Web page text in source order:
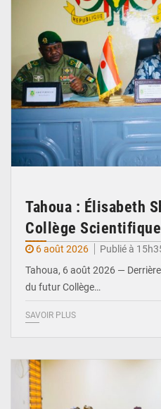
Tahoua : Élisabeth
Collège Scientifique
6 août 2026
Publié à
Tahoua, 6 août 2026 —
du futur Collège…
SAVOIR PLUS